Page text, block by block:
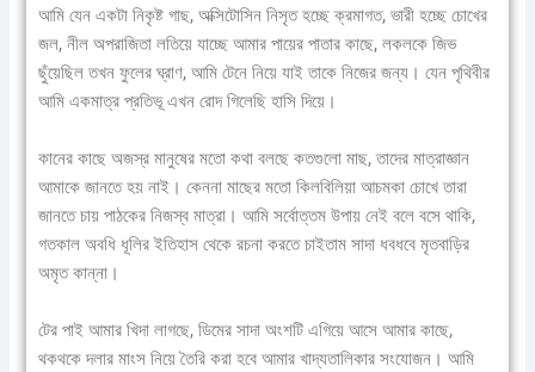
আমি যেন একটা নিকৃষ্ট গাছ, অক্সিটোসিন নিসৃত হচ্ছে ক্রমাগত, ভারী হচ্ছে চোখের
জল, নীল অপরাজিতা লতিয়ে যাচ্ছে আমার পায়ের পাতার কাছে, লকলকে জিভ
ছুঁয়েছিল তখন ফুলের ঘ্রাণ, আমি টেনে নিয়ে যাই তাকে নিজের জন্য। যেন পৃথিবীর
আমি একমাত্র প্রতিভূ এখন রোদ গিলেছি হাসি দিয়ে।
কানের কাছে অজস্র মানুষের মতো কথা বলছে কতগুলো মাছ, তাদের মাত্রাজ্ঞান
আমাকে জানতে হয় নাই। কেননা মাছের মতো কিলবিলিয়া আচমকা চোখে তারা
জানতে চায় পাঠকের নিজস্ব মাত্রা। আমি সর্বোত্তম উপায় নেই বলে বসে থাকি,
গতকাল অবধি ধূলির ইতিহাস থেকে রচনা করতে চাইতাম সাদা ধবধবে মৃতবাড়ির
অমৃত কান্না।
টের পাই আমার খিদা লাগছে, ডিমের সাদা অংশটি এগিয়ে আসে আমার কাছে,
থকথকে দলার মাংস নিয়ে তৈরি করা হবে আমার খাদ্যতালিকার সংযোজন। আমি